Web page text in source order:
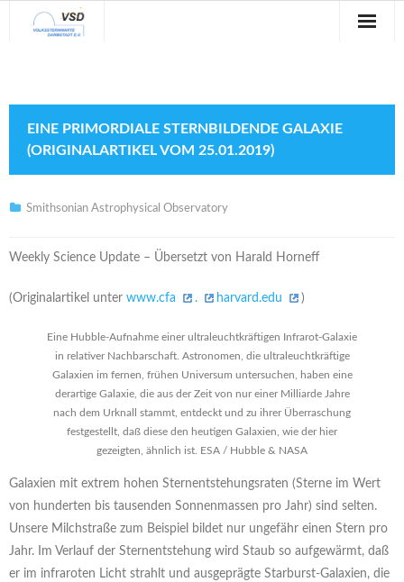
Veranstaltungen
Verein
EINE PRIMORDIALE STERNBILDENDE GALAXIE
(ORIGINALARTIKEL VOM 25.01.2019)
Smithsonian Astrophysical Observatory
Weekly Science Update – Übersetzt von Harald Horneff
(Originalartikel unter www.cfa . harvard.edu )
Eine Hubble-Aufnahme einer ultraleuchtkräftigen Infrarot-Galaxie
in relativer Nachbarschaft. Astronomen, die ultraleuchtkräftige
Galaxien im fernen, frühen Universum untersuchen, haben eine
derartige Galaxie, die aus der Zeit von nur einer Milliarde Jahre
nach dem Urknall stammt, entdeckt und zu ihrer Überraschung
festgestellt, daß diese den heutigen Galaxien, wie der hier
gezeigten, ähnlich ist. ESA / Hubble & NASA
Galaxien mit extrem hohen Sternentstehungsraten (Sterne im Wert
von hunderten bis tausenden Sonnenmassen pro Jahr) sind selten.
Unsere Milchstraße zum Beispiel bildet nur ungefähr einen Stern pro
Jahr. Im Verlauf der Sternentstehung wird Staub so aufgewärmt, daß
er im infraroten Licht strahlt und ausgeprägte Starburst-Galaxien, die